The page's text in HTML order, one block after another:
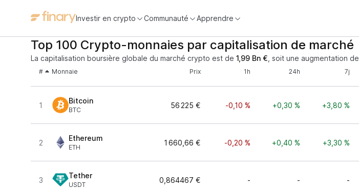
Investir en crypto Communauté Apprendre
Top 100 Crypto-monnaies par capitalisation de marché
La capitalisation boursière globale du marché crypto est de 1,99 Bn € , soit une augmentation de
# Monnaie Prix 1h 24h 7j
1
Bitcoin
BTC
56 225 € -0,10 % +0,30 % +3,80 %
2
Ethereum
ETH
1 660,66 € -0,20 % +0,40 % +3,30 %
3
Tether
USDT
0,864467 € - - -